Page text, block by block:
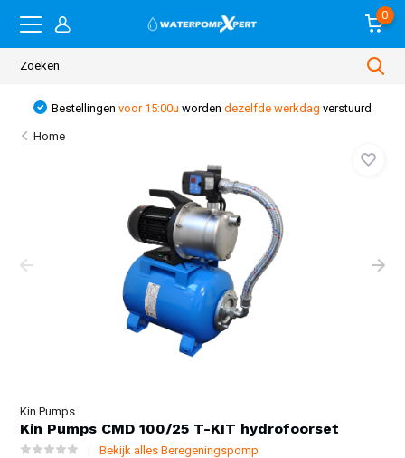
0
wordendezelfde werkdagverstuurd Gratis verzending
Home
Kin Pumps
Kin Pumps CMD 100/25 T-KIT hydrofoorset
Bekijk alles Beregeningspomp